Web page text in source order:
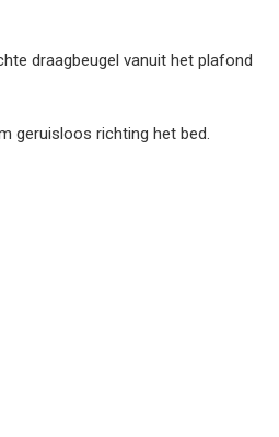
draagbeugel vanuit het plafond
geruisloos richting het bed.